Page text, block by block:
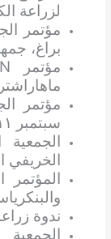
لزراعة الكبد ٢٠١٦-٢٠٢٢،
براغ،
مؤتمر
سبتمبر ٢٠١١
الجمعية
الخريفي
المؤتمر
والبنكرياس،
ندوة
الجمعية